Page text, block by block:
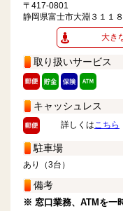
〒417-0801
静岡県富士市大淵３１１
大き
取り扱いサービス
キャッシュレス
詳しくはこちら
駐車場
あり（3台）
備考
※ 窓口業務、ATMを一